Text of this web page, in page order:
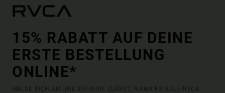
15% RABATT AUF DEINE
ERSTE BESTELLUNG
ONLINE*
MELDE DICH AN UND ERFAHRE ZUERST, WANN ES NEUE RVCA